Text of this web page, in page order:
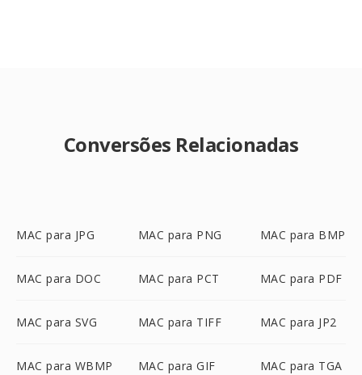
Conversões Relacionadas
MAC para JPG MAC para PNG MAC para BMP
MAC para DOC MAC para PCT MAC para PDF
MAC para SVG MAC para TIFF MAC para JP2
MAC para WBMP MAC para GIF MAC para TGA